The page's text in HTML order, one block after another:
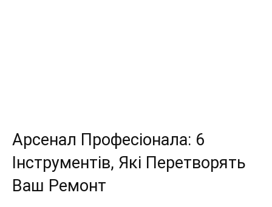
Арсенал Професіонала: 6
Інструментів, Які Перетворять
Ваш Ремонт